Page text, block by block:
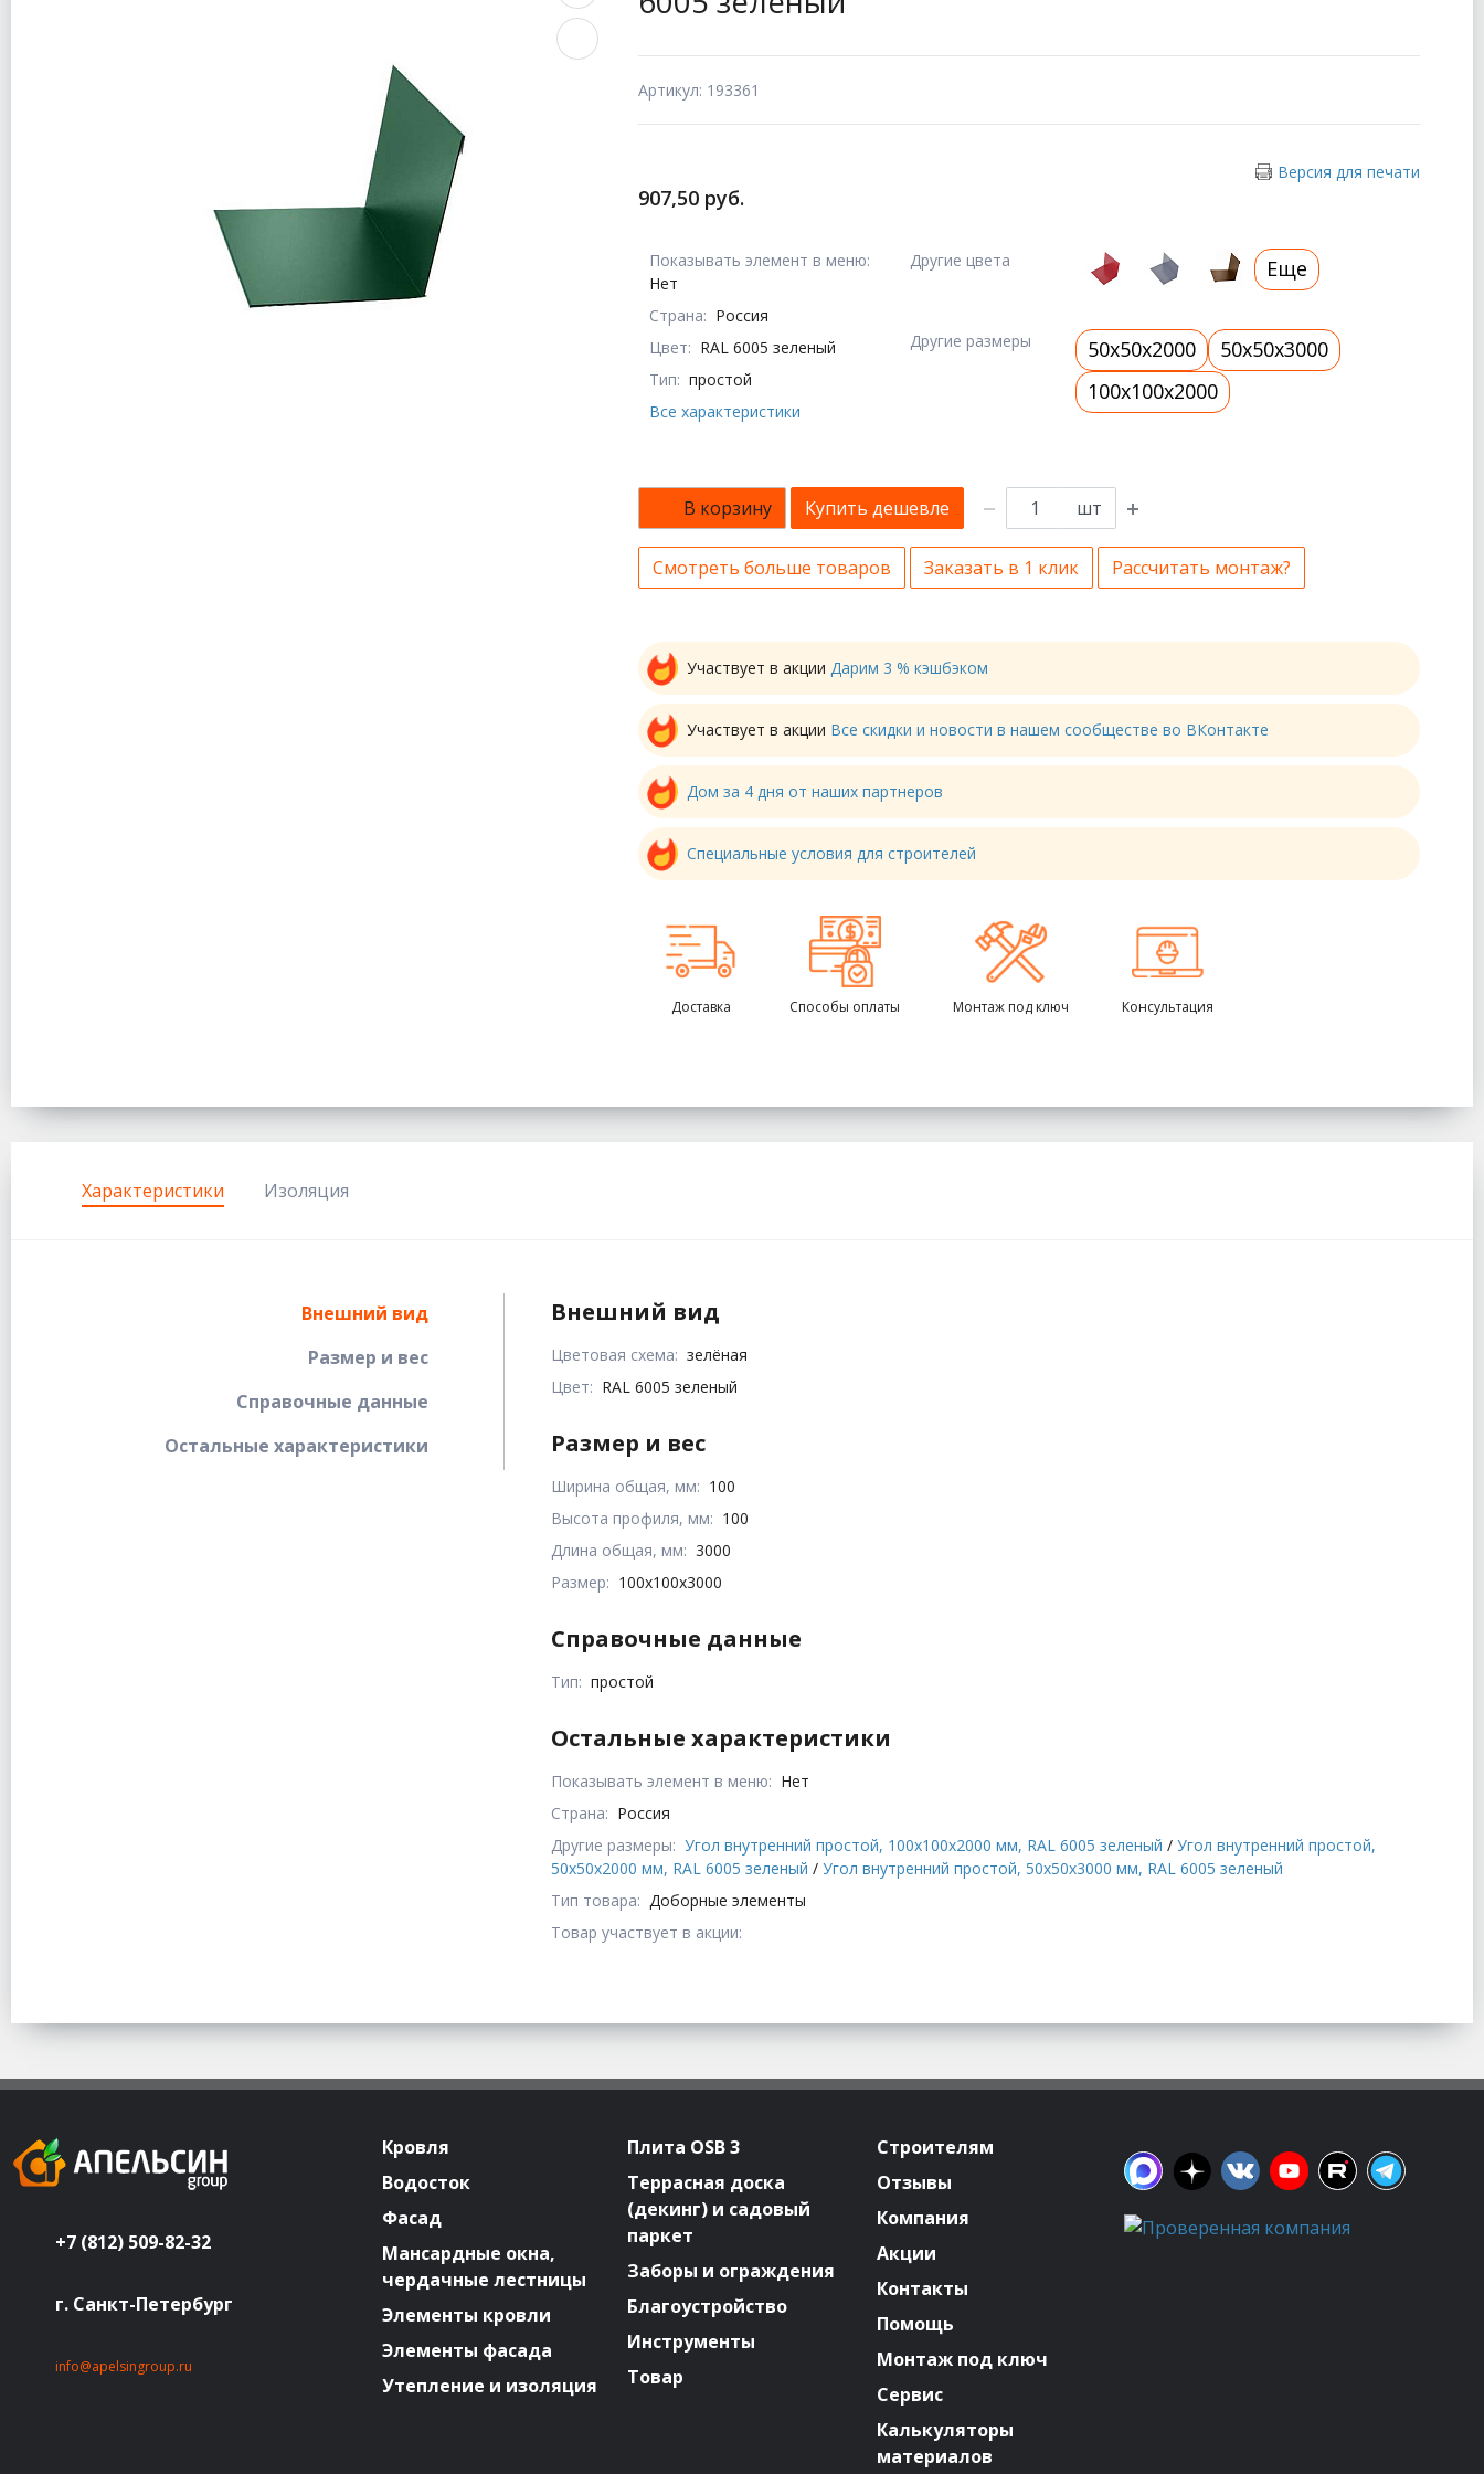
Артикул: 193361
Версия для печати
907,50 руб.
Показывать элемент в меню:
Нет
Страна: Россия
Цвет: RAL 6005 зеленый
Тип: простой
Все характеристики
Другие цвета Еще
Другие размеры 50x50x2000
50x50x3000
100x100x2000
В корзину Купить дешевле шт
Смотреть больше товаров Заказать в 1 клик Рассчитать монтаж?
Участвует в акции Дарим 3 % кэшбэком
Участвует в акции Все скидки и новости в нашем сообществе во ВКонтакте
Дом за 4 дня от наших партнеров
Специальные условия для строителей
Доставка Способы оплаты Монтаж под ключ Консультация
Характеристики Изоляция
Внешний вид
Размер и вес
Справочные данные
Остальные характеристики
Внешний вид
Цветовая схема: зелёная
Цвет: RAL 6005 зеленый
Размер и вес
Ширина общая, мм: 100
Высота профиля, мм: 100
Длина общая, мм: 3000
Размер: 100x100x3000
Справочные данные
Тип: простой
Остальные характеристики
Показывать элемент в меню: Нет
Страна: Россия
Другие размеры: Угол внутренний простой, 100x100x2000 мм, RAL 6005 зеленый /Угол внутренний простой,
50x50x2000 мм, RAL 6005 зеленый /Угол внутренний простой, 50x50x3000 мм, RAL 6005 зеленый
Тип товара: Доборные элементы
Товар участвует в акции:
+7 (812) 509-82-32
г. Санкт-Петербург
info@apelsingroup.ru
Кровля
Водосток
Фасад
Мансардные окна,
чердачные лестницы
Элементы кровли
Элементы фасада
Утепление и изоляция
Плита OSB 3
Террасная доска
(декинг) и садовый
паркет
Заборы и ограждения
Благоустройство
Инструменты
Товар
Строителям
Отзывы
Компания
Акции
Контакты
Помощь
Монтаж под ключ
Сервис
Калькуляторы
материалов